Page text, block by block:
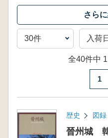
全40件中
1
歴史 図録
晉州城